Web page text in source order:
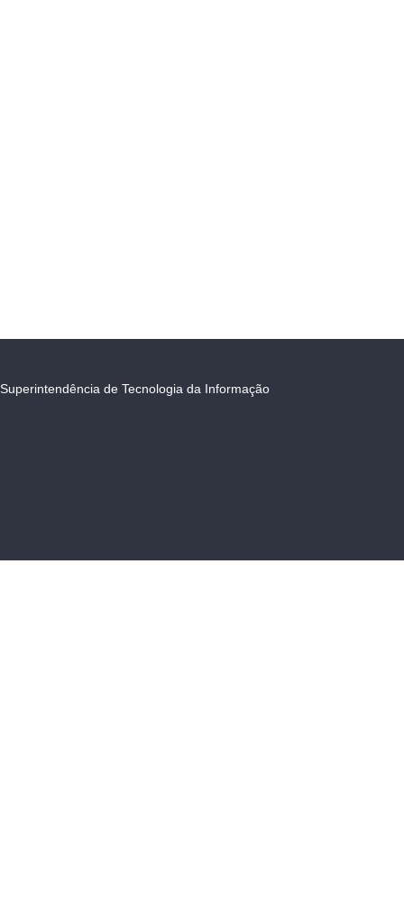
Superintendência de Tecnologia da Informação